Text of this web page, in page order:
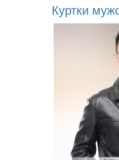
Куртки